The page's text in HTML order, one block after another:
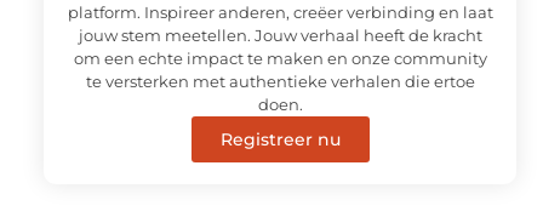
platform. Inspireer anderen, creëer verbinding en laat
jouw stem meetellen. Jouw verhaal heeft de kracht
om een echte impact te maken en onze community
te versterken met authentieke verhalen die ertoe
doen.
Registreer nu